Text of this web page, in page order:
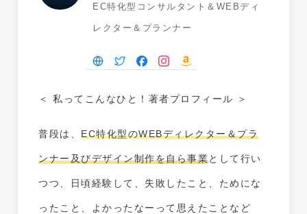
EC特化型コンサルタント＆WEBディ
レクター＆プランナー
＜ 私ってこんなひと！著者プロフィール ＞
普段は、 EC特化型のWEBディレクター＆プラ
ンナー及びデザイン制作を自ら事業として行い
つつ、日頃経験して、失敗したこと、ためにな
ったこと、よかったなーって思えたことなど